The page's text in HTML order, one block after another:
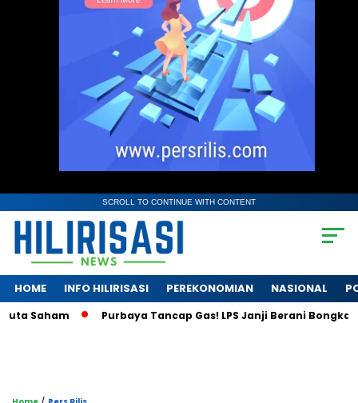
SCROLL TO CONTINUE WITH CONTENT
HOME INFO HILIRISASI PEREKONOMIAN NASIONAL
Purbaya Tancap Gas! LPS Janji Berani Bongkar Krisis